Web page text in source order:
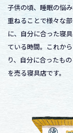
子供の頃、睡眠の悩
重ねることで様々な
に、自分に合った寝
ている時間。これか
り、自分に合ったも
を売る寝具店です。